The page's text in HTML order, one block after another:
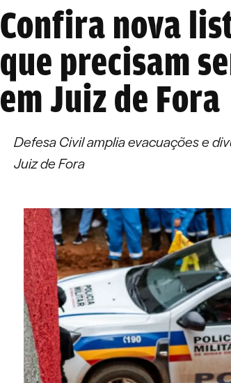
Confira nova
que precisam
em Juiz de Fora
Defesa Civil amplia evacuações e
Juiz de Fora